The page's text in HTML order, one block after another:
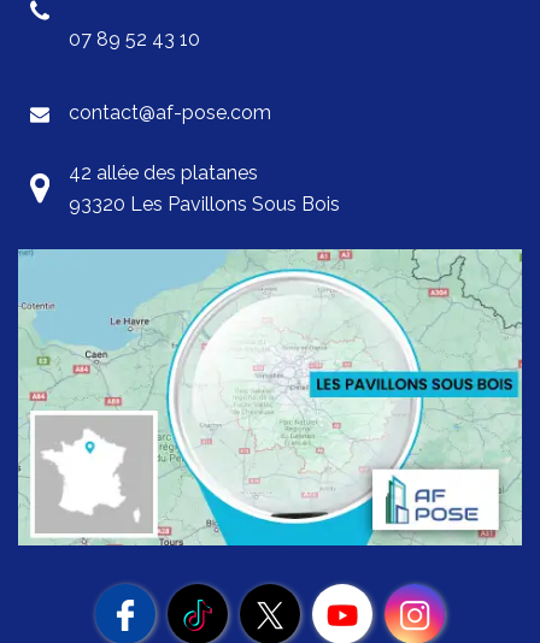
07 89 52 43 10
contact@af-pose.com
42 allée des platanes
93320 Les Pavillons Sous Bois